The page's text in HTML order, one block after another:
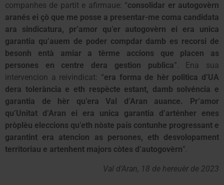
companhes de partit e afirmaue: “consolidar er autogovèrn
aranés ei çò que me posse a presentar-me coma candidata
ara sindicatura, pr’amor qu’er autogovèrn ei era unica
garantia qu’auem de poder compdar damb es recorsi de
besonh entà amiar a tèrme accions que placen as
persones en centre dera gestion publica”. Ena sua
intervencion a reivindicat: “era forma de hèr politica d’UA
dera tolerància e eth respècte estant, damb solvéncia e
garantia de hèr qu’era Val d’Aran auance. Pr’amor
qu’Unitat d’Aran ei era unica garantia d’arténher enes
pròplèu eleccions qu’eth nòste país contunhe progressant e
garantint era atencion as persones, eth desvolopament
territoriau e artenhent majors còtes d’autogovèrn”.
Val d’Aran, 18 de hereuèr de 2023